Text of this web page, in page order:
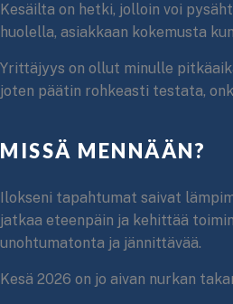
Kesäilta on hetki, jolloin voi
huolella, asiakkaan kokemusta
Yrittäjyys on ollut minulle
joten päätin rohkeasti testata,
MISSÄ MENNÄÄN?
Ilokseni tapahtumat saivat
jatkaa eteenpäin ja kehittää
unohtumatonta ja jännittävää.
Kesä 2026 on jo aivan nurkan